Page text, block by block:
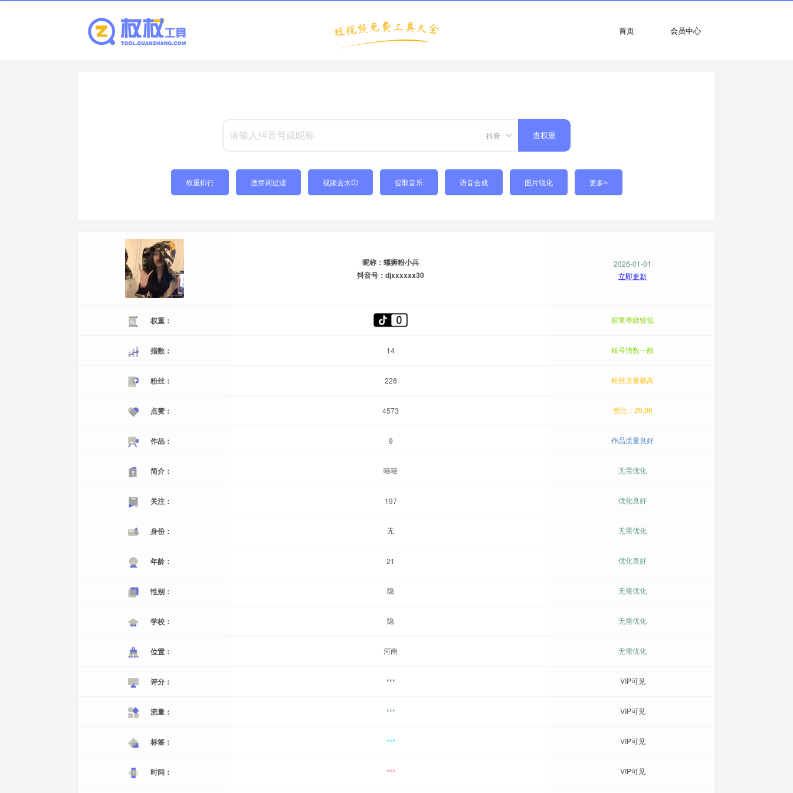
会员中心
首页
抖音 查权重
权重排行 违禁词过滤 视频去水印 提取音乐 语音合成 图片锐化 更多>
昵称：螺狮粉小兵
抖音号：djxxxxxx30
2026-01-01
立即更新
权重： 权重等级较低
指数： 14 账号指数一般
粉丝： 228 粉丝质量极高
点赞： 4573 赞比：20.06
作品： 9 作品质量良好
简介： 嘻嘻 无需优化
关注： 197 优化良好
身份： 无 无需优化
年龄： 21 优化良好
性别： 隐 无需优化
学校： 隐 无需优化
位置： 河南 无需优化
评分： *** VIP可见
流量： *** VIP可见
标签： *** VIP可见
时间： *** VIP可见